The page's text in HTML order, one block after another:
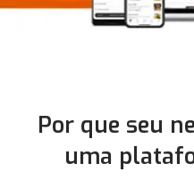
Por que seu
uma